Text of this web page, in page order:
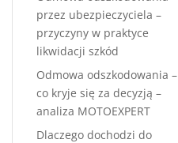
przez ubezpieczyciela –
przyczyny w praktyce
likwidacji szkód
Odmowa odszkodowania –
co kryje się za decyzją –
analiza MOTOEXPERT
Dlaczego dochodzi do